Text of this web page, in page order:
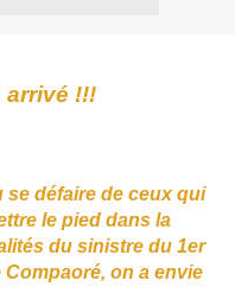
arrivé !!!
se défaire de ceux qui
le pied dans la
du sinistre du 1er
on a envie